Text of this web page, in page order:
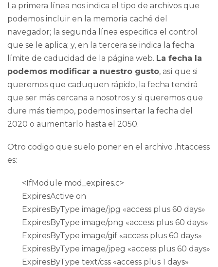
La primera línea nos indica el tipo de archivos que
podemos incluir en la memoria caché del
navegador; la segunda línea especifica el control
que se le aplica; y, en la tercera se indica la fecha
límite de caducidad de la página web. La fecha la
podemos modificar a nuestro gusto, así que si
queremos que caduquen rápido, la fecha tendrá
que ser más cercana a nosotros y si queremos que
dure más tiempo, podemos insertar la fecha del
2020 o aumentarlo hasta el 2050.
Otro codigo que suelo poner en el archivo .htaccess
es:
<IfModule mod_expires.c>
ExpiresActive on
ExpiresByType image/jpg «access plus 60 days»
ExpiresByType image/png «access plus 60 days»
ExpiresByType image/gif «access plus 60 days»
ExpiresByType image/jpeg «access plus 60 days»
ExpiresByType text/css «access plus 1 days»